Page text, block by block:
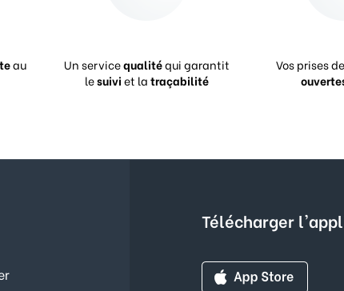
au
Un servicequalitéqui garantit
lesuiviet latraçabilité
Vos prises
Télécharger